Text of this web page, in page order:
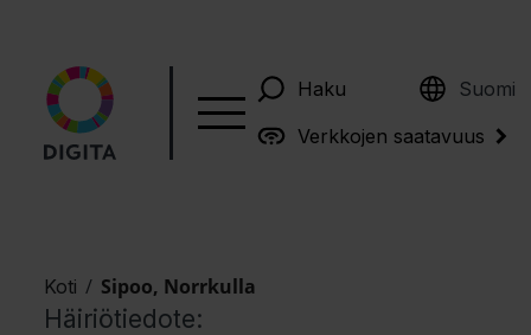
Haku Suomi
English
Verkkojen saatavuus
Koti / Sipoo, Norrkulla
Häiriötiedote: